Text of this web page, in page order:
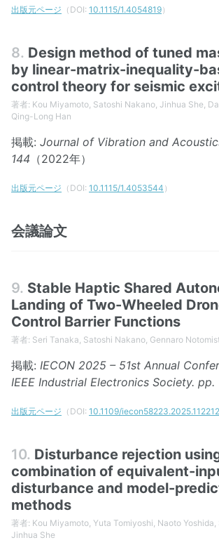
出版元ページ （DOI: 10.1115/1.4054819）
8. Design method of tuned
by linear-matrix-inequality-
control theory for seismic
著者: Kou Miyamoto, Satoshi Nakano, Jinhua She,
Qing-Long Han
掲載: Journal of Vibration and
144 （2022年）
出版元ページ （DOI: 10.1115/1.4053544 ）
会議論文
9. Stable Haptic Shared
Landing of Two-Wheeled
Control Barrier Functions
著者: Seri Tanaka, Satoshi Nakano, Gennaro
掲載: IECON 2025 – 51st Annual
IEEE Industrial Electronics Society. pp.
出版元ページ （DOI: 10.1109/
10. Disturbance rejection
combination of equivalent-
disturbance and model-
methods
著者: Kou Miyamoto, Yuta Tomiyoshi, Naoto Yoshida,
Jinhua She